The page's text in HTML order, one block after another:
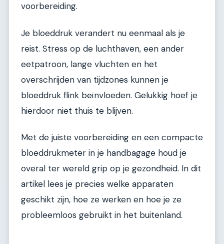
voorbereiding.
Je bloeddruk verandert nu eenmaal als je
reist. Stress op de luchthaven, een ander
eetpatroon, lange vluchten en het
overschrijden van tijdzones kunnen je
bloeddruk flink beïnvloeden. Gelukkig hoef je
hierdoor niet thuis te blijven.
Met de juiste voorbereiding en een compacte
bloeddrukmeter in je handbagage houd je
overal ter wereld grip op je gezondheid. In dit
artikel lees je precies welke apparaten
geschikt zijn, hoe ze werken en hoe je ze
probleemloos gebruikt in het buitenland.